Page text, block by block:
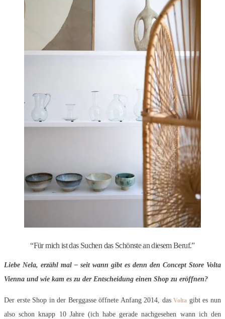
“Für mich ist das Suchen das Schönste an diesem Beruf.”
Liebe Nela, erzähl mal – seit wann gibt es denn den Concept Store Volta
Vienna und wie kam es zu der Entscheidung einen Shop zu eröffnen?
Der erste Shop in der Berggasse öffnete Anfang 2014, dasVolta gibt es nun
also schon knapp 10 Jahre (ich habe gerade nachgesehen wann ich den